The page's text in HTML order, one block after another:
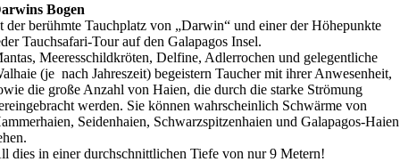
Bogen
der berühmte Tauchplatz von „Darwin“ und einer der Höhepunkte
Tauchsafari-Tour auf den Galapagos Insel.
Meeresschildkröten, Delfine, Adlerrochen und gelegentliche
(je nach Jahreszeit) begeistern Taucher mit ihrer Anwesenheit,
die große Anzahl von Haien, die durch die starke Strömung
werden. Sie können wahrscheinlich Schwärme von
Seidenhaien, Schwarzspitzenhaien und Galapagos-Haien
dies in einer durchschnittlichen Tiefe von nur 9 Metern!